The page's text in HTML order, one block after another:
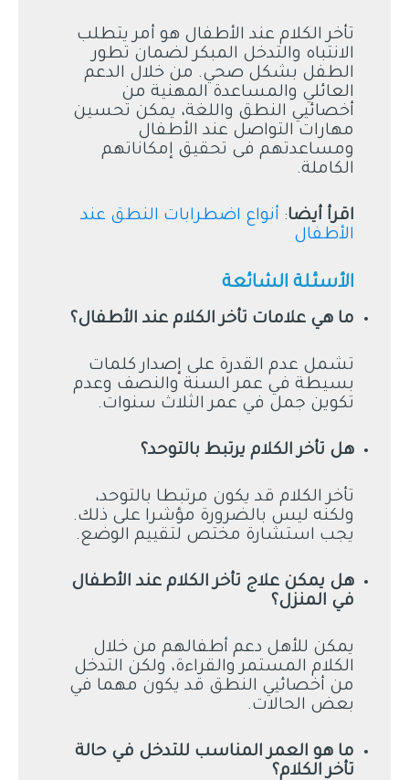
تأخر الكلام عند الأطفال هو أمر يتطلب
الانتباه والتدخل المبكر لضمان تطور
الطفل بشكل صحي. من خلال الدعم
العائلي والمساعدة المهنية من
أخصائيي النطق واللغة، يمكن تحسين
مهارات التواصل عند الأطفال
ومساعدتهم فى تحقيق إمكاناتهم
الكاملة.
اقرأ أيضا: أنواع اضطرابات النطق عند
الأطفال
الأسئلة الشائعة
ما هي علامات تأخر الكلام عند الأطفال؟
تشمل عدم القدرة على إصدار كلمات
بسيطة في عمر السنة والنصف وعدم
تكوين جمل في عمر الثلاث سنوات.
هل تأخر الكلام يرتبط بالتوحد؟
تأخر الكلام قد يكون مرتبطا بالتوحد،
ولكنه ليس بالضرورة مؤشرا على ذلك.
يجب استشارة مختص لتقييم الوضع.
هل يمكن علاج تأخر الكلام عند الأطفال
في المنزل؟
يمكن للأهل دعم أطفالهم من خلال
الكلام المستمر والقراءة، ولكن التدخل
من أخصائيي النطق قد يكون مهما في
بعض الحالات.
ما هو العمر المناسب للتدخل في حالة
تأخر الكلام؟